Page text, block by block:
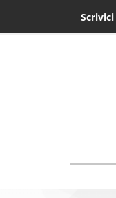
Scrivici